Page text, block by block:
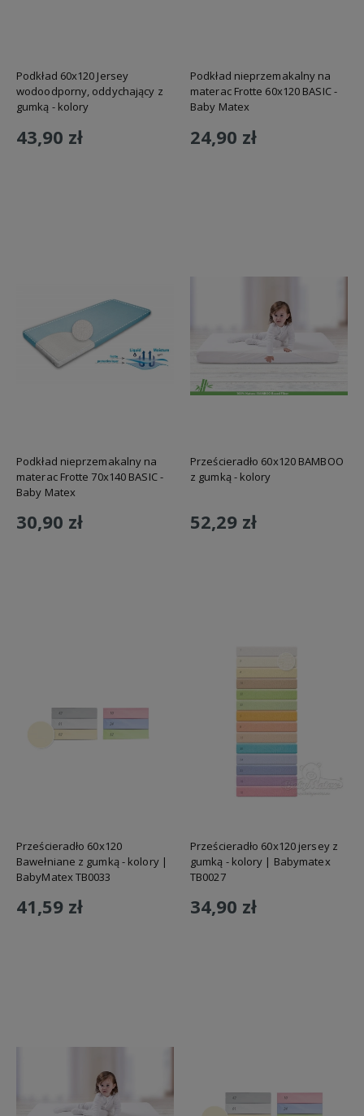
Podkład 60x120 Jersey
wodoodporny, oddychający z
gumką - kolory
43,90 zł
Podkład nieprzemakalny na
materac Frotte 60x120 BASIC -
Baby Matex
24,90 zł
Podkład nieprzemakalny na
materac Frotte 70x140 BASIC -
Baby Matex
30,90 zł
Prześcieradło 60x120 BAMBOO
z gumką - kolory
52,29 zł
Prześcieradło 60x120
Bawełniane z gumką - kolory |
BabyMatex TB0033
41,59 zł
Prześcieradło 60x120 jersey z
gumką - kolory | Babymatex
TB0027
34,90 zł